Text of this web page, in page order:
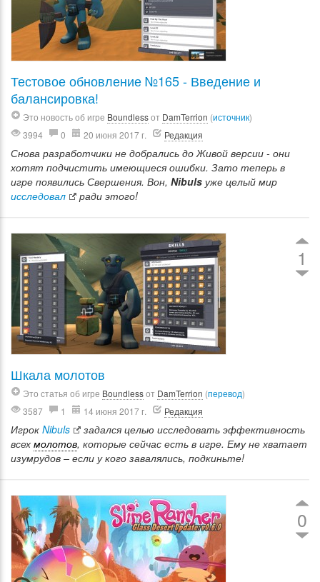
Тестовое обновление №165 - Введение и
балансировка!
Это новость об игре Boundlessот DamTerrion (источник)
3994
0 20 июня 2017 г. Редакция
Снова разработчики не добрались до Живой версии - они
хотят подчистить имеющиеся ошибки. Зато теперь в
игре появились Свершения. Вон, Nibuls уже целый мир
исследовал
ради этого!
1
Шкала молотов
Это статья об игре Boundlessот DamTerrion (перевод)
3587
1 14 июня 2017 г. Редакция
Игрок Nibuls
задался целью исследовать эффективность
всех молотов, которые сейчас есть в игре. Ему не хватает
изумрудов – если у кого завалялись, подкиньте!
0